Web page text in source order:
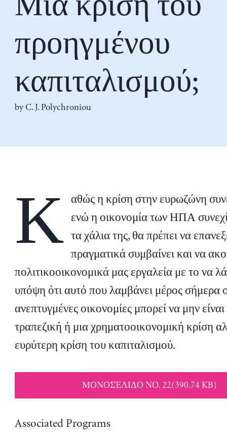
προηγμένου
καπιταλισμού;
byC. J. Polychroniou
Κ αθώς η κρίση στην ευρωζώνη
ενώ η οικονομία των ΗΠΑ
τα χάλια της, θα πρέπει να
πραγματικά συμβαίνει και να
πολιτικοοικονομικά μας εργαλεία με το να
υπόψη ότι αυτό που λαμβάνει μέρος σήμερα
ανεπτυγμένες οικονομίες μπορεί να μην
τραπεζική ή μια χρηματοοικονομική κρίση
ευρύτερη κρίση του καπιταλισμού.
ΜΟΝΟΣΈΛΙΔΟ ΝΟ. 22(390.74 KB)
Associated Programs